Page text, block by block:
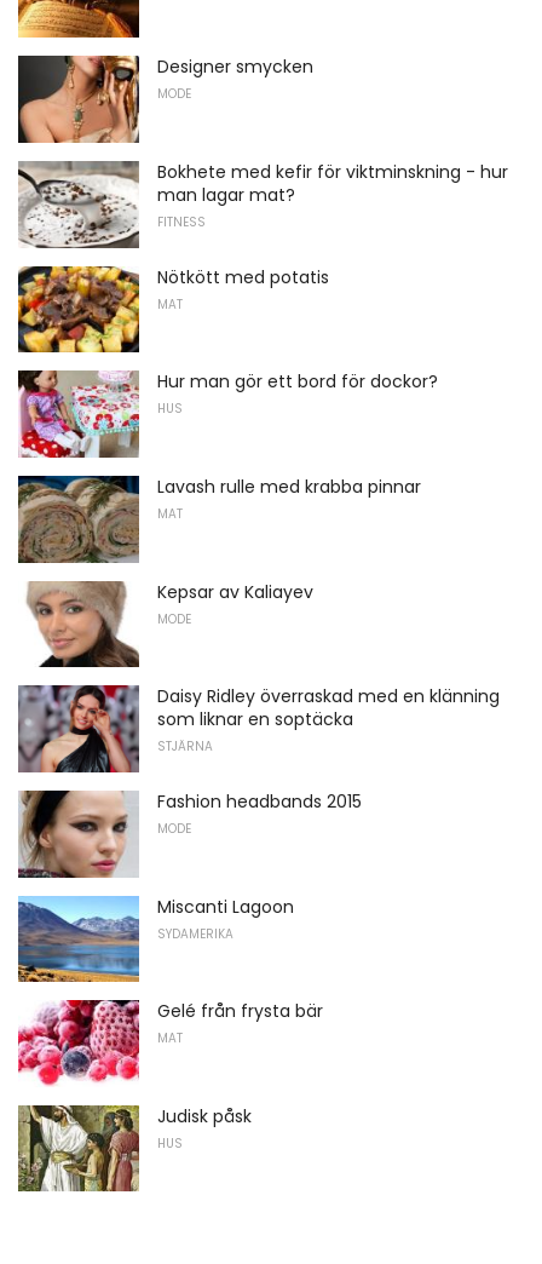
Designer smycken
MODE
Bokhete med kefir för viktminskning - hur
man lagar mat?
FITNESS
Nötkött med potatis
MAT
Hur man gör ett bord för dockor?
HUS
Lavash rulle med krabba pinnar
MAT
Kepsar av Kaliayev
MODE
Daisy Ridley överraskad med en klänning
som liknar en soptäcka
STJÄRNA
Fashion headbands 2015
MODE
Miscanti Lagoon
SYDAMERIKA
Gelé från frysta bär
MAT
Judisk påsk
HUS